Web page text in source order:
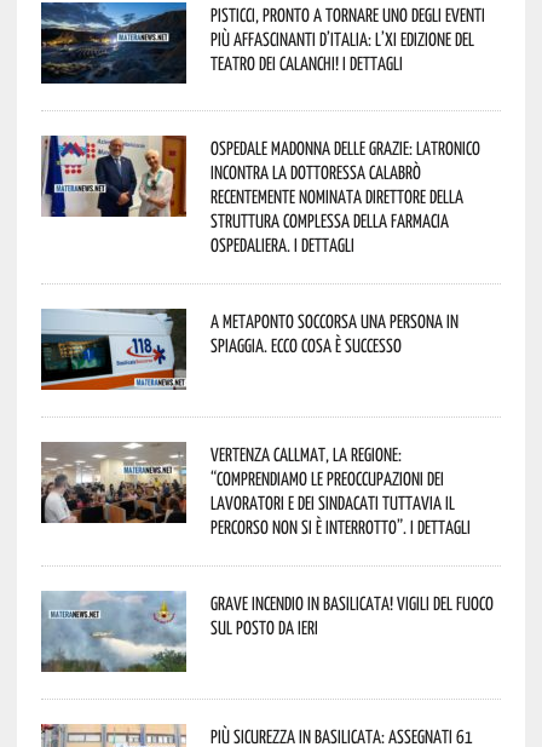
Pisticci, pronto a tornare uno degli eventi
più affascinanti d’Italia: l’XI edizione del
Teatro dei Calanchi! I dettagli
Ospedale Madonna delle Grazie: Latronico
incontra la dottoressa Calabrò
recentemente nominata Direttore della
Struttura Complessa della Farmacia
Ospedaliera. I dettagli
A Metaponto soccorsa una persona in
spiaggia. Ecco cosa è successo
Vertenza CallMat, la Regione:
“comprendiamo le preoccupazioni dei
lavoratori e dei sindacati tuttavia il
percorso non si è interrotto”. I dettagli
Grave incendio in Basilicata! Vigili del fuoco
sul posto da ieri
Più sicurezza in Basilicata: assegnati 61